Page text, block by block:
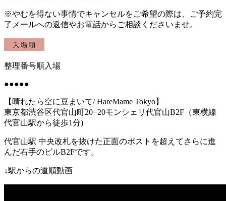
※やむを得ない事情でキャンセルをご希望の際は、ご予約完
了メールへの返信やお電話からご相談くださいませ。
整理番号順入場
●●●●●
【晴れたら空に豆まいて/ HareMame Tokyo】
東京都渋谷区代官山町20−20モンシェリ代官山B2F （東横線
代官山駅から徒歩1分)
代官山駅 中央改札を抜けた正面のポストを超えて さらに進
んだ右手のビルB2Fです。
↓駅からの道順動画